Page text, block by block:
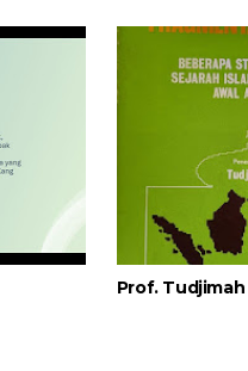
Prof. Tudjimah